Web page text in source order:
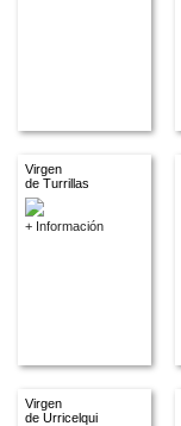
Virgen
de Turrillas
+ Información
Virgen
de Urricelqui